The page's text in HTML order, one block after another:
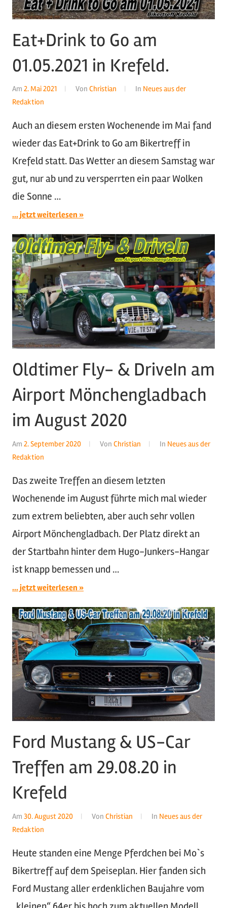
Eat+Drink to Go am
01.05.2021 in Krefeld.
Am 2. Mai 2021 Von Christian In Neues aus der
Redaktion
Auch an diesem ersten Wochenende im Mai fand
wieder das Eat+Drink to Go am Bikertreff in
Krefeld statt. Das Wetter an diesem Samstag war
gut, nur ab und zu versperrten ein paar Wolken
die Sonne …
... jetzt weiterlesen
Oldtimer Fly- & DriveIn am
Airport Mönchengladbach
im August 2020
Am 2. September 2020 Von Christian In Neues aus der
Redaktion
Das zweite Treffen an diesem letzten
Wochenende im August führte mich mal wieder
zum extrem beliebten, aber auch sehr vollen
Airport Mönchengladbach. Der Platz direkt an
der Startbahn hinter dem Hugo-Junkers-Hangar
ist knapp bemessen und …
... jetzt weiterlesen
Ford Mustang & US-Car
Treffen am 29.08.20 in
Krefeld
Am 30. August 2020 Von Christian In Neues aus der
Redaktion
Heute standen eine Menge Pferdchen bei Mo`s
Bikertreff auf dem Speiseplan. Hier fanden sich
Ford Mustang aller erdenklichen Baujahre vom